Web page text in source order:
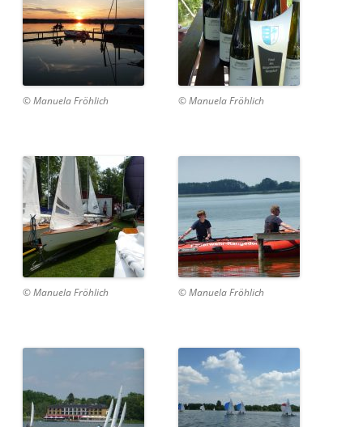
© Manuela Fröhlich © Manuela Fröhlich
© Manuela Fröhlich © Manuela Fröhlich